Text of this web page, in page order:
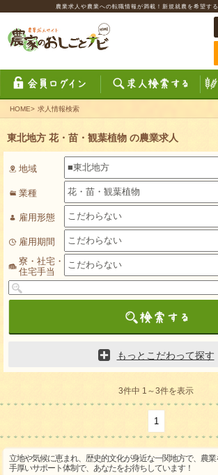
農業求人や農業への転職情報が満載！新規就農を希望する
HOME> 求人情報検索
東北地方 花・苗・観葉植物 の農業求人
地域
業種
雇用形態
雇用期間
寮・社宅・
住宅手当
もっとこだわって探す
3件中 1～3件を表示
1
立地や気候に恵まれ、歴史的文化が身近な一関地方で、農
手厚いサポート体制で、あなたをお待ちしています！